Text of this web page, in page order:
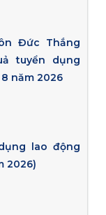
Đức Thắng
tuyển dụng
năm 2026
lao động
2026)